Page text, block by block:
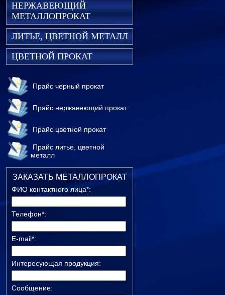
НЕРЖАВЕЮЩИЙ
МЕТАЛЛОПРОКАТ
ЛИТЬЕ, ЦВЕТНОЙ МЕТАЛЛ
ЦВЕТНОЙ ПРОКАТ
Прайс черный прокат
Прайс нержавеющий прокат
Прайс цветной прокат
Прайс литье, цветной
металл
ЗАКАЗАТЬ МЕТАЛЛОПРОКАТ
ФИО контактного лица*:
Телефон*:
E-mail*:
Интересующая продукция:
Сообщение: